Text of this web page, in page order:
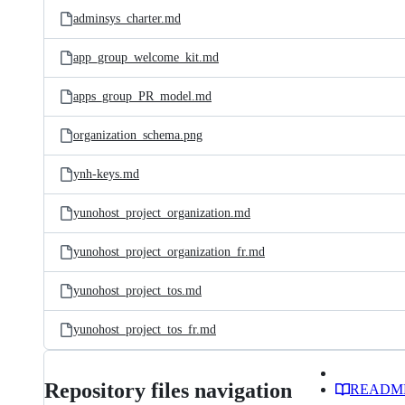
adminsys_charter.md
app_group_welcome_kit.md
apps_group_PR_model.md
organization_schema.png
ynh-keys.md
yunohost_project_organization.md
yunohost_project_organization_fr.md
yunohost_project_tos.md
yunohost_project_tos_fr.md
Repository files navigation